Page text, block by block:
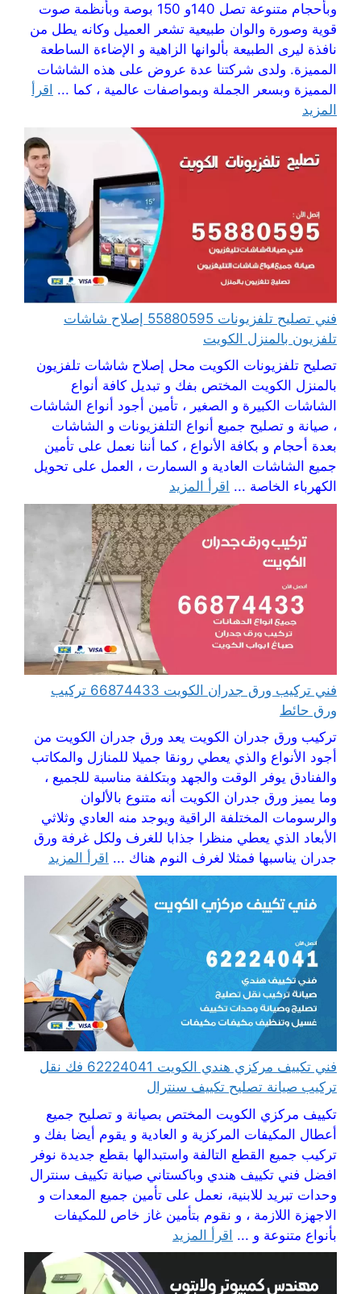
وبأحجام متنوعة تصل 140و 150 بوصة وبأنظمة صوت
قوية وصورة والوان طبيعية تشعر العميل وكانه يطل من
نافذة ليرى الطبيعة بألوانها الزاهية و الإضاءة الساطعة
المميزة. ولدى شركتنا عدة عروض على هذه الشاشات
المميزة وبسعر الجملة وبمواصفات عالمية ، كما ... اقرأ
المزيد
فني تصليح تلفزيونات 55880595 إصلاح شاشات
تلفزيون بالمنزل الكويت
تصليح تلفزيونات الكويت محل إصلاح شاشات تلفزيون
بالمنزل الكويت المختص بفك و تبديل كافة أنواع
الشاشات الكبيرة و الصغير ، تأمين أجود أنواع الشاشات
، صيانة و تصليح جميع أنواع التلفزيونات و الشاشات
بعدة أحجام و بكافة الأنواع ، كما أننا نعمل على تأمين
جميع الشاشات العادية و السمارت ، العمل على تحويل
الكهرباء الخاصة ... اقرأ المزيد
فني تركيب ورق جدران الكويت 66874433 تركيب
ورق حائط
تركيب ورق جدران الكويت يعد ورق جدران الكويت من
أجود الأنواع والذي يعطي رونقا جميلا للمنازل والمكاتب
والفنادق يوفر الوقت والجهد وبتكلفة مناسبة للجميع ،
وما يميز ورق جدران الكويت أنه متنوع بالألوان
والرسومات المختلفة الراقية ويوجد منه العادي وثلاثي
الأبعاد الذي يعطي منظرا جذابا للغرف ولكل غرفة ورق
جدران يناسبها فمثلا لغرف النوم هناك ... اقرأ المزيد
فني تكييف مركزي هندي الكويت 62224041 فك نقل
تركيب صيانة تصليح تكييف سنترال
تكييف مركزي الكويت المختص بصيانة و تصليح جميع
أعطال المكيفات المركزية و العادية و يقوم أيضا بفك و
تركيب جميع القطع التالفة واستبدالها بقطع جديدة نوفر
افضل فني تكييف هندي وباكستاني صيانة تكييف سنترال
وحدات تبريد للابنية، نعمل على تأمين جميع المعدات و
الاجهزة اللازمة ، و نقوم بتأمين غاز خاص للمكيفات
بأنواع متنوعة و ... اقرأ المزيد